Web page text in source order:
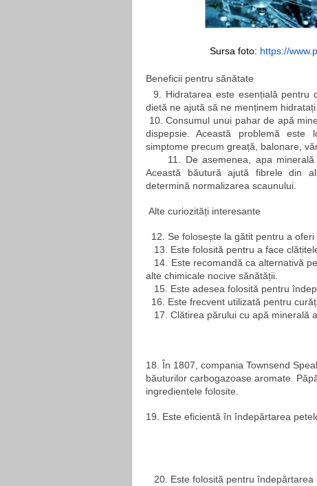
Sursa foto: https://
Beneficii pentru sănătate
9. Hidratarea este esențială pentru
dietă ne ajută să ne menținem hidratați.
10. Consumul unui pahar de apă
dispepsie. Această problemă este
simptome precum greață, balonare,
11. De asemenea, apa
Această băutură ajută fibrele din
determină normalizarea scaunului.
Alte curiozități interesante
12. Se folosește la gătit pentru a
13. Este folosită pentru a face
14. Este recomandă ca alternativă
alte chimicale nocive sănătății.
15. Este adesea folosită pentru
16. Este frecvent utilizată pentru
17. Clătirea părului cu apă minerală
18. În 1807, compania Townsend
băuturilor carbogazoase aromate.
ingredientele folosite.
19. Este eficientă în îndepărtarea
20. Este folosită pentru